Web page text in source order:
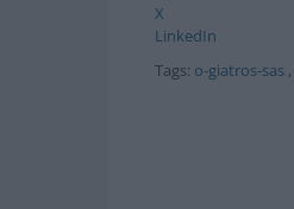
X
LinkedIn
Tags: o-giatros-sas,